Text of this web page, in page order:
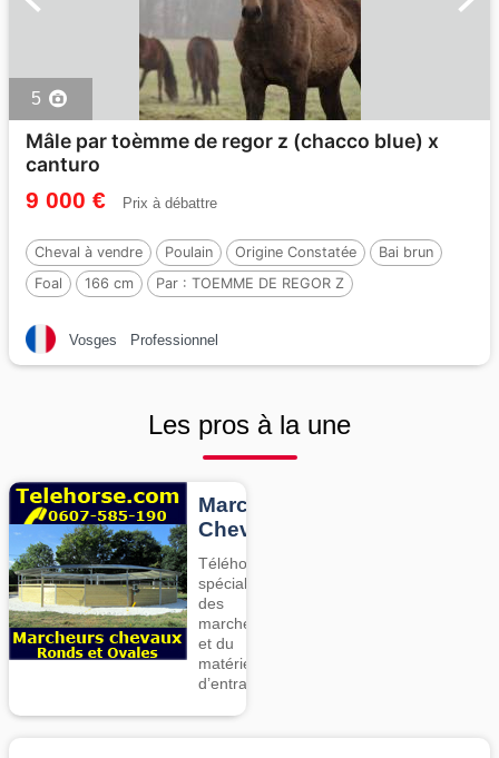
5
Mâle par toèmme de regor z (chacco blue) x
canturo
9 000 € Prix à débattre
Cheval à vendre Poulain Origine Constatée
Bai brun
Foal
166 cm Par : TOEMME DE REGOR Z
Vosges Professionnel
Les pros à la une
Marcheurs
Chevaux
Téléhorse,
spécialiste
des
marcheurs
et du
matériel
d’entrainement